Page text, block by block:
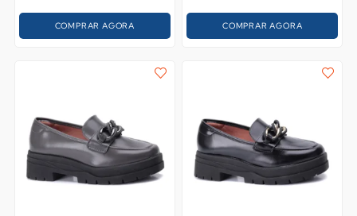
COMPRAR AGORA COMPRAR AGORA